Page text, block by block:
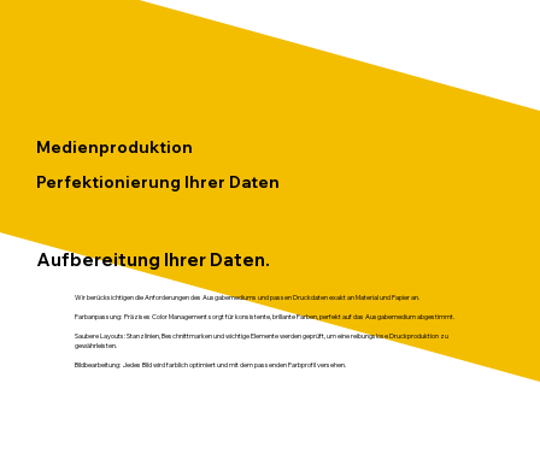
Medienproduktion
Perfektionierung Ihrer Daten
Wir berücksichtigen die Anforderungen des Ausgabemediums und passen Druckdaten exakt an Material und Papier an.
Farbanpassung: Präzises Color Management sorgt für konsistente, brillante Farben, perfekt auf das Ausgabemedium abgestimmt.
Saubere Layouts:Stanzlinien, Beschnittmarken und wichtige Elemente werden geprüft, um eine reibungslose Druckproduktion zu
gewährleisten.
Bildbearbeitung: Jedes Bild wird farblich optimiert und mit dem passenden Farbprofil versehen.
Aufbereitung Ihrer Daten.